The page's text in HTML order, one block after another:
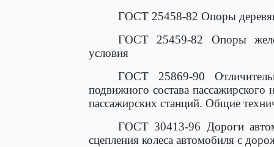
ГОСТ 25458-82 Опоры
ГОСТ 25459-82 Опоры
условия
ГОСТ 25869-90
подвижного состава
пассажирских станций. Общие
ГОСТ 30413-96 Дороги
сцепления колеса автомобиля с